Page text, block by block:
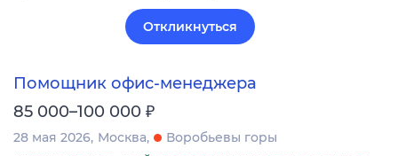
Откликнуться
Помощник офис-менеджера
85 000–100 000 ₽
28 мая 2026 Москва
Воробьевы горы